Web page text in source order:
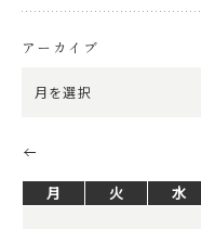
アーカイブ
月 火 水